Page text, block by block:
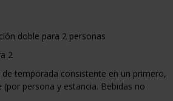
doble para 2 personas
2
temporada consistente en un primero,
(por persona y estancia. Bebidas no